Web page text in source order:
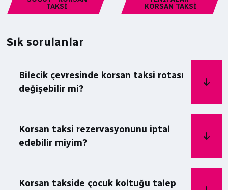
TAKSI
KORSAN TAKSI
Sık sorulanlar
Bilecik çevresinde korsan taksi rotası
değişebilir mi?
Korsan taksi rezervasyonunu iptal
edebilir miyim?
Korsan takside çocuk koltuğu talep